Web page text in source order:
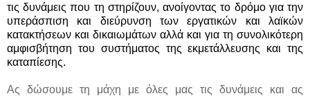
τις δυνάμεις που τη στηρίζουν, ανοίγοντας το δρόμο για την
υπεράσπιση και διεύρυνση των εργατικών και λαϊκών
κατακτήσεων και δικαιωμάτων αλλά και για τη συνολικότερη
αμφισβήτηση του συστήματος της εκμετάλλευσης και της
καταπίεσης.
Ας δώσουμε τη μάχη με όλες μας τις δυνάμεις και ας